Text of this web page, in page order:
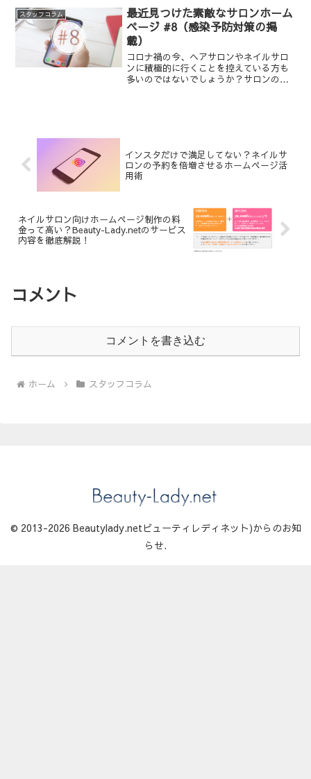
の利便性も同じくらい・・・どちらにし
ようか悩んだ時に、...
スタッフコラム
最近見つけた素敵なサロンホーム
ページ #8（感染予防対策の掲
載）
コロナ禍の今、ヘアサロンやネイルサロ
ンに積極的に行くことを控えている方も
多いのではないでしょうか？サロンのホ
インスタだけで満足してない？ネイルサ
ロンの予約を倍増させるホームページ活
用術
ネイルサロン向けホームページ制作の料
金って高い？Beauty-Lady.netのサービス
内容を徹底解説！
コメント
コメントを書き込む
ホーム スタッフコラム
© 2013-2026 Beautylady.netビューティレディネット)からのお知
らせ.